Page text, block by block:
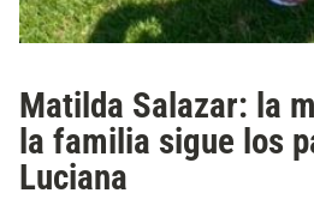
Matilda Salazar: la
la familia sigue los
Luciana